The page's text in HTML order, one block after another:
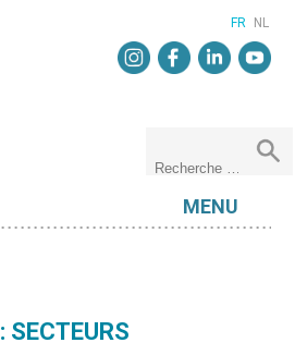
FR NL
MENU
SECTEURS